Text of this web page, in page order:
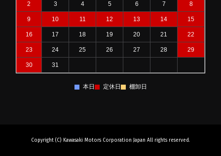
2 3 4 5 6 7 8
9 10 11 12 13 14 15
16 17 18 19 20 21 22
23 24 25 26 27 28 29
30 31
本日 定休日 棚卸日
Copyright (C) Kawasaki Motors Corporation Japan All rights reserved.